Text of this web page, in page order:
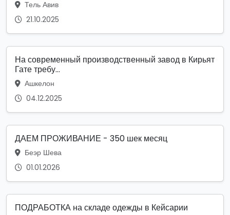
Тель Авив
21.10.2025
На современный производственный завод в Кирьят
Гате требу...
Ашкелон
04.12.2025
ДАЕМ ПРОЖИВАНИЕ - 350 шек месяц
Беэр Шева
01.01.2026
ПОДРАБОТКА на складе одежды в Кейсарии